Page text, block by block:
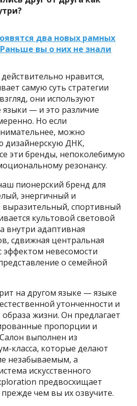
два новых рамных
вы о них не знали
нравится,
самую суть стратегии
они используют
— и это различие
Но если
можно
дизайнерскую ДНК,
эти бренды, непоколебимую
резонансу.
пионерский бренд для
энергичный и
выразительный, спортивный
культовой световой
внутри адаптивная
сдвижная центральная
эффектом невесомости
о семейной
на другом языке — языке
утонченности и
жизни. Он предлагает
пропорции и
выполнен из
класса, которые делают
незабываемым, а
искусственного
предвосхищает
чем вы их озвучите.